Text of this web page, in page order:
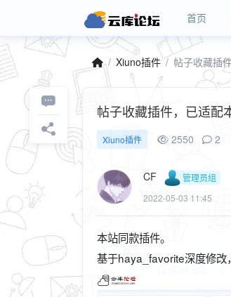
首页
Xiuno插件 帖子收藏插
帖子收藏插件，已适配
Xiuno插件 2550 2
CF
管理员组
2022-05-03 11:45
本站同款插件。
基于haya_favorite深度修改